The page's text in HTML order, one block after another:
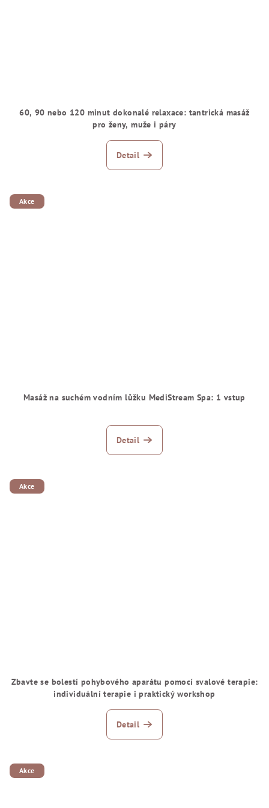
60, 90 nebo 120 minut dokonalé relaxace: tantrická masáž
pro ženy, muže i páry
Detail
Akce
Masáž na suchém vodním lůžku MediStream Spa: 1 vstup
Detail
Akce
Zbavte se bolestí pohybového aparátu pomocí svalové terapie:
individuální terapie i praktický workshop
Detail
Akce